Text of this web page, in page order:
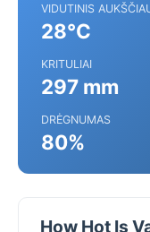
VIDUTINIS
28°C
KRITULIAI
297 mm
DRĖGNUMAS
80%
How Hot Is